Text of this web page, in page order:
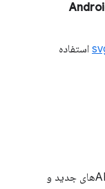
استفاده
پلتفرم اندروید را با APIهای جدید و